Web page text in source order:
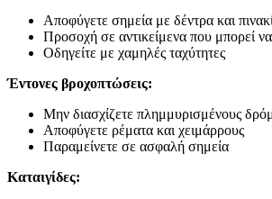
Αποφύγετε σημεία με δέντρα και
Προσοχή σε αντικείμενα που μπορεί
Οδηγείτε με χαμηλές ταχύτητες
Έντονες βροχοπτώσεις:
Μην διασχίζετε πλημμυρισμένους
Αποφύγετε ρέματα και χειμάρρους
Παραμείνετε σε ασφαλή σημεία
Καταιγίδες: